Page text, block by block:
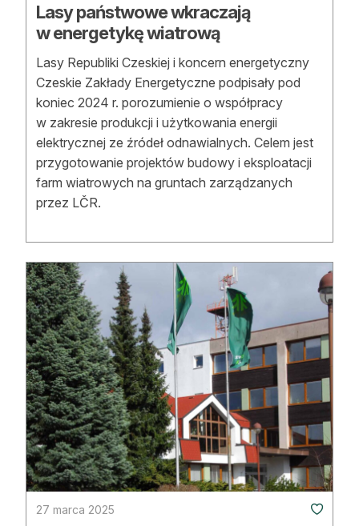
Lasy państwowe wkraczają
w energetykę wiatrową
Lasy Republiki Czeskiej i koncern energetyczny
Czeskie Zakłady Energetyczne podpisały pod
koniec 2024 r. porozumienie o współpracy
w zakresie produkcji i użytkowania energii
elektrycznej ze źródeł odnawialnych. Celem jest
przygotowanie projektów budowy i eksploatacji
farm wiatrowych na gruntach zarządzanych
przez LČR.
27 marca 2025